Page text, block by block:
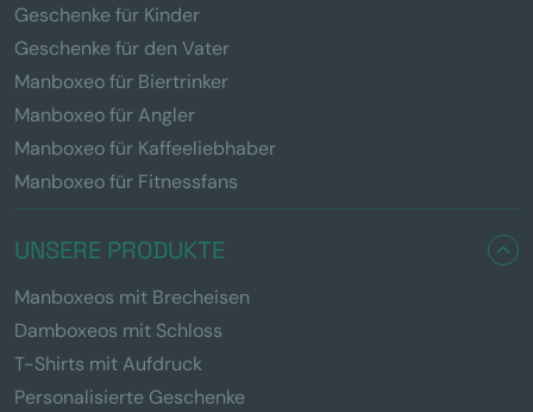
Geschenke für Kinder
Geschenke für den Vater
Manboxeo für Biertrinker
Manboxeo für Angler
Manboxeo für Kaffeeliebhaber
Manboxeo für Fitnessfans
UNSERE PRODUKTE
Manboxeos mit Brecheisen
Damboxeos mit Schloss
T-Shirts mit Aufdruck
Personalisierte Geschenke